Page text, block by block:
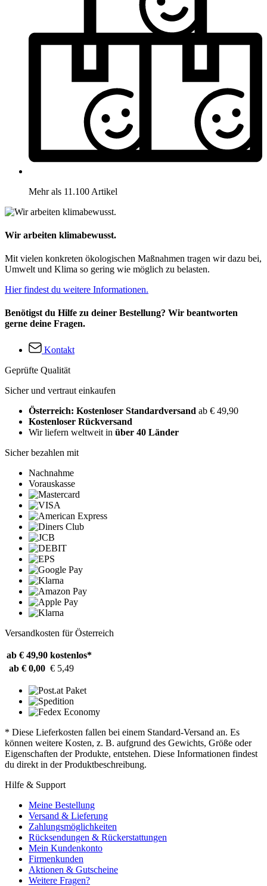
Mehr als 11.100 Artikel
Wir arbeiten klimabewusst.
Mit vielen konkreten ökologischen Maßnahmen tragen wir dazu bei,
Umwelt und Klima so gering wie möglich zu belasten.
Hier findest du weitere Informationen.
Benötigst du Hilfe zu deiner Bestellung? Wir beantworten
gerne deine Fragen.
Kontakt
Geprüfte Qualität
Sicher und vertraut einkaufen
Österreich: Kostenloser Standardversand ab € 49,90
Kostenloser Rückversand
Wir liefern weltweit in über 40 Länder
Sicher bezahlen mit
Nachnahme
Vorauskasse
Versandkosten für Österreich
ab € 49,90 kostenlos*
ab € 0,00 € 5,49
* Diese Lieferkosten fallen bei einem Standard-Versand an. Es
können weitere Kosten, z. B. aufgrund des Gewichts, Größe oder
Eigenschaften der Produkte, entstehen. Diese Informationen findest
du direkt in der Produktbeschreibung.
Hilfe & Support
Meine Bestellung
Versand & Lieferung
Zahlungsmöglichkeiten
Rücksendungen & Rückerstattungen
Mein Kundenkonto
Firmenkunden
Aktionen & Gutscheine
Weitere Fragen?